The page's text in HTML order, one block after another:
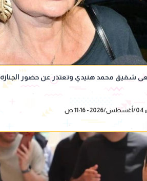
شقيق محمد هنيدي وتعتذر عن حضور الجنازة
ص